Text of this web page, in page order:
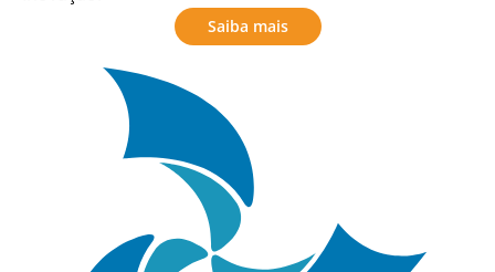
Saiba mais